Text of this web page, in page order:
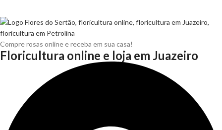
Compre rosas online e receba em sua casa!
Floricultura online e loja em Juazeiro